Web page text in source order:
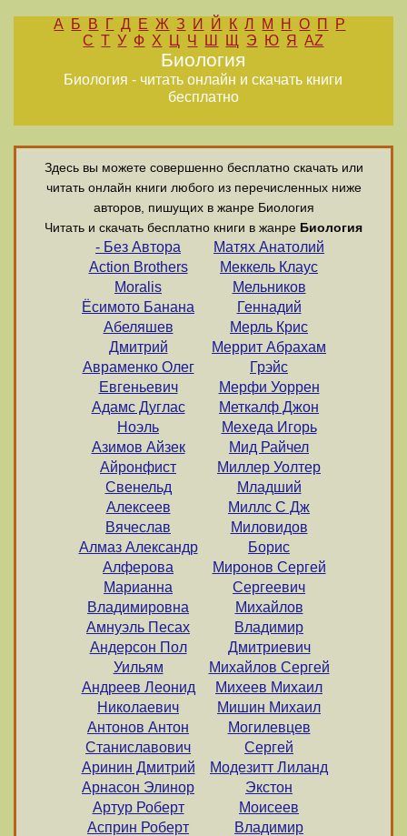
А Б В Г Д Е Ж З И Й К Л М Н О П
Р
С Т У Ф Х Ц Ч Ш Щ Э Ю Я AZ
Биология
Биология - читать онлайн и скачать книги
бесплатно
Здесь вы можете совершенно бесплатно скачать или
читать онлайн книги любого из перечисленных ниже
авторов, пишущих в жанре Биология
Читать и скачать бесплатно книги в жанре Биология
- Без Автора
Action Brothers
Moralis
Ёсимото Банана
Абеляшев
Дмитрий
Авраменко Олег
Евгеньевич
Адамс Дуглас
Ноэль
Азимов Айзек
Айронфист
Свенельд
Алексеев
Вячеслав
Алмаз Александр
Алферова
Марианна
Владимировна
Амнуэль Песах
Андерсон Пол
Уильям
Андреев Леонид
Николаевич
Антонов Антон
Станиславович
Аринин Дмитрий
Арнасон Элинор
Артур Роберт
Асприн Роберт
Матях Анатолий
Меккель Клаус
Мельников
Геннадий
Мерль Крис
Меррит Абрахам
Грэйс
Мерфи Уоррен
Меткалф Джон
Мехеда Игорь
Мид Райчел
Миллер Уолтер
Младший
Миллс С Дж
Миловидов
Борис
Миронов Сергей
Сергеевич
Михайлов
Владимир
Дмитриевич
Михайлов Сергей
Михеев Михаил
Мишин Михаил
Могилевцев
Сергей
Модезитт Лиланд
Экстон
Моисеев
Владимир